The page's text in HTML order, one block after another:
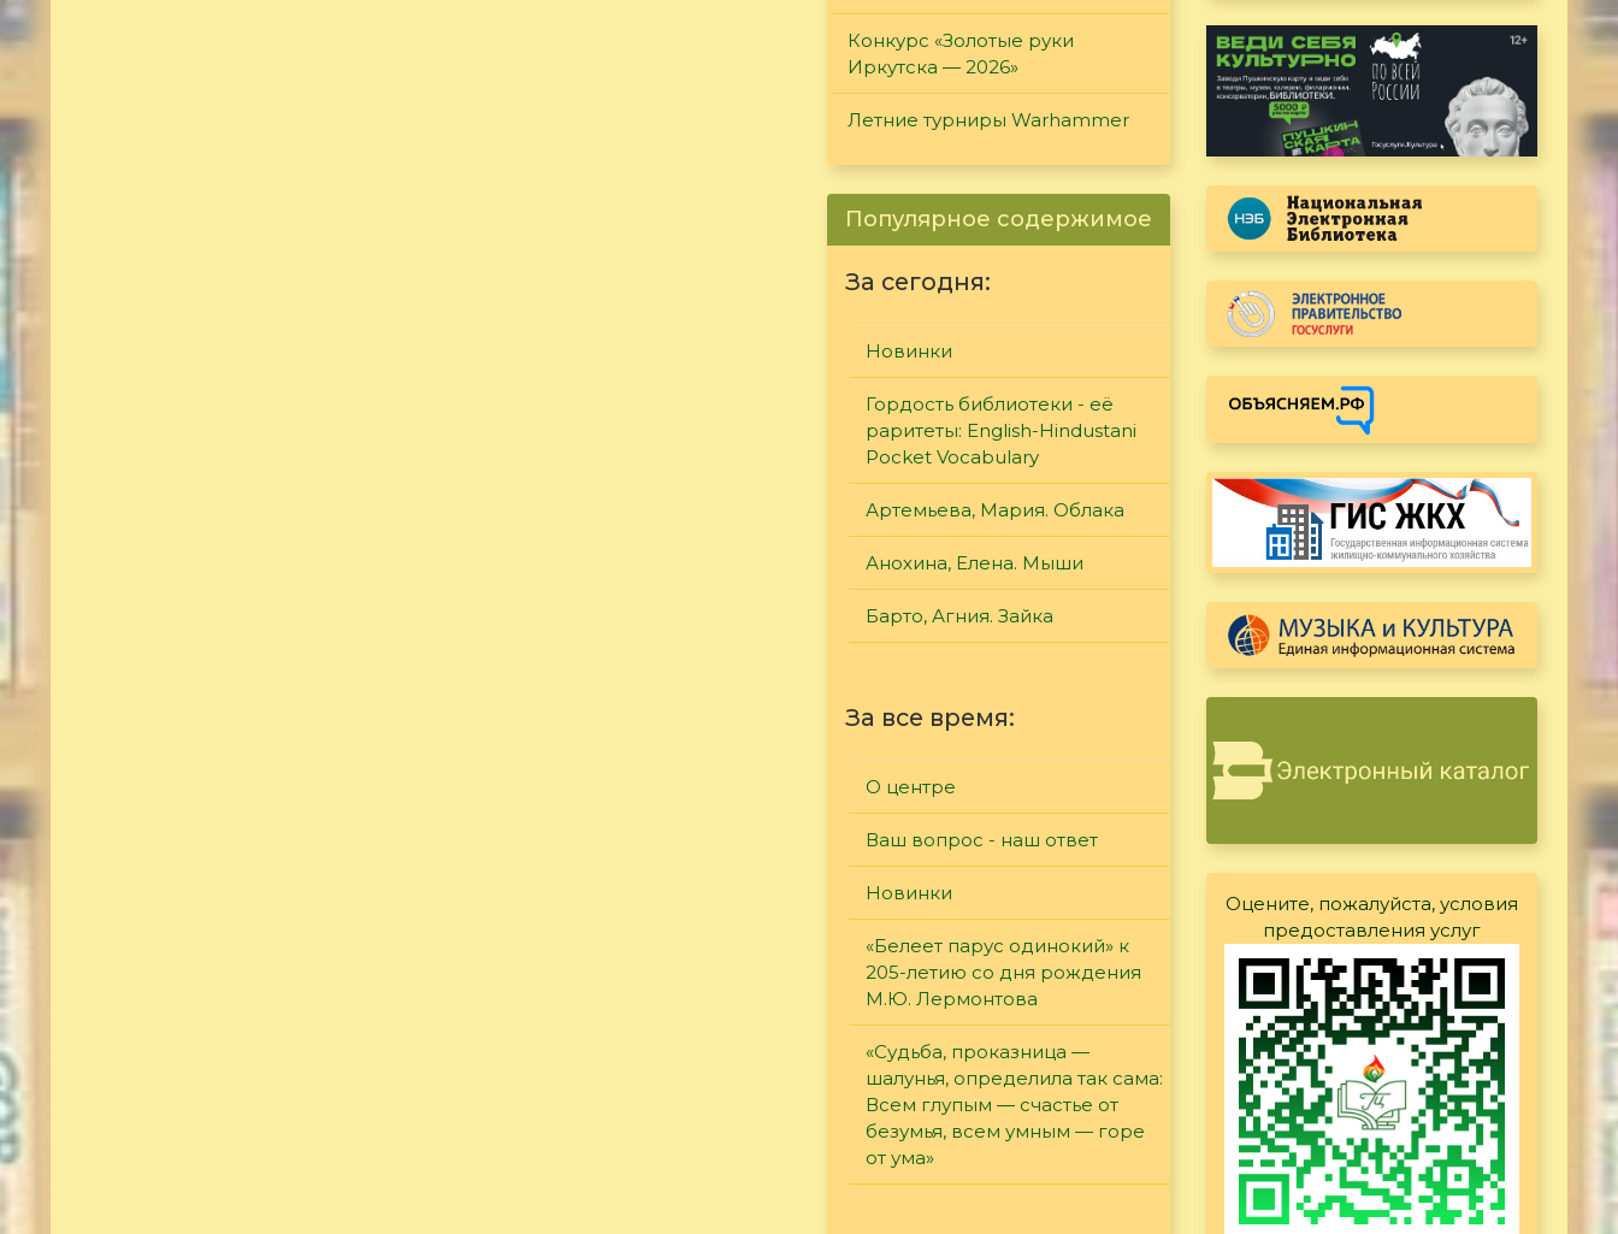
Конкурс «Золотые руки
Иркутска — 2026»
Летние турниры Warhammer
Популярное содержимое
За сегодня:
Новинки
Гордость библиотеки - её
раритеты: English-Hindustani
Pocket Vocabulary
Артемьева, Мария. Облака
Анохина, Елена. Мыши
Барто, Агния. Зайка
За все время:
О центре
Ваш вопрос - наш ответ
Новинки
«Белеет парус одинокий» к
205-летию со дня рождения
М.Ю. Лермонтова
«Судьба, проказница —
шалунья, определила так сама:
Всем глупым — счастье от
безумья, всем умным — горе
от ума»
Оцените, пожалуйста, условия
предоставления услуг